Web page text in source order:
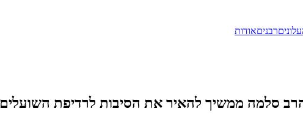
עלוניםרבניםאודות
סלמה ממשיך להאיר את הסיבות לרדיפת השועלים